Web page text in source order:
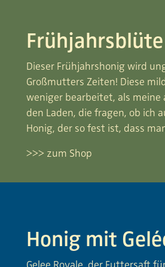
Frühjahrsblüte
Dieser Frühjahrshonig wird
Großmutters Zeiten! Diese
weniger bearbeitet, als meine
den Laden, die fragen, ob ich
Honig, der so fest ist, dass
>>> zum Shop
Honig mit